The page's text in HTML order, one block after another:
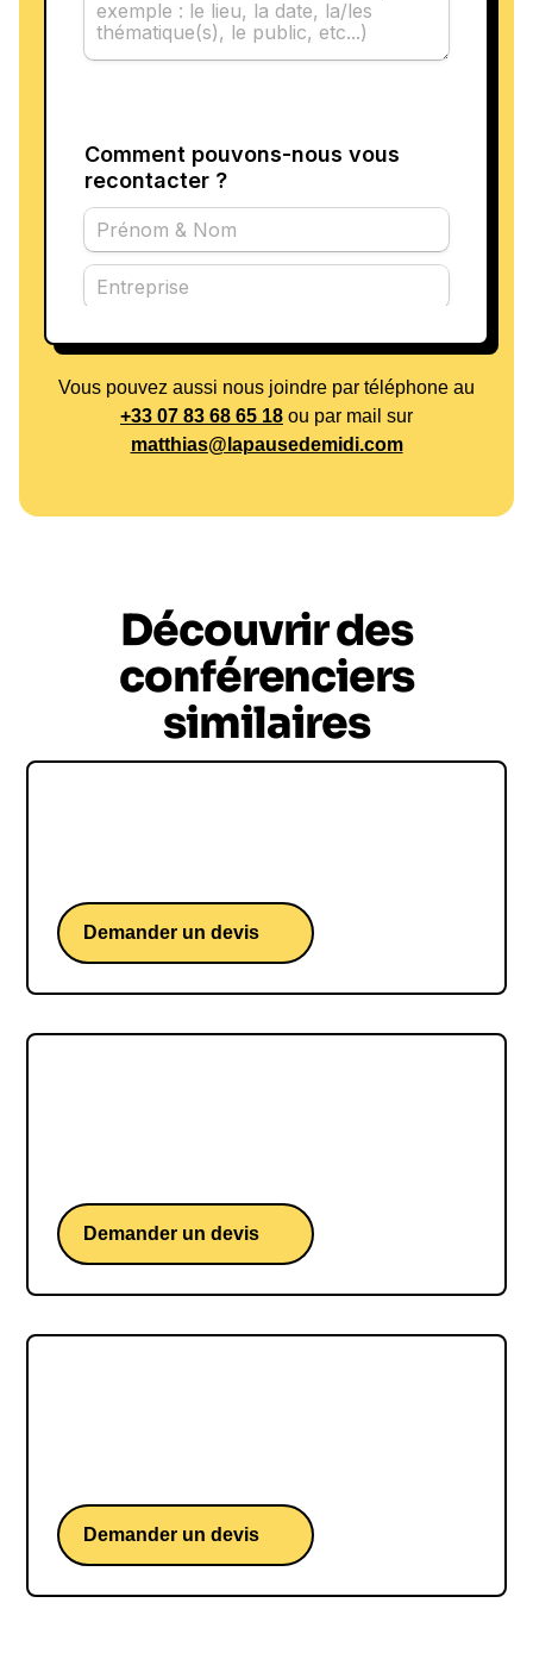
Vous pouvez aussi nous joindre par téléphone au
+33 07 83 68 65 18 ou par mail sur
matthias@lapausedemidi.com
Découvrir des
conférenciers
similaires
Demander un devis
Demander un devis
Demander un devis